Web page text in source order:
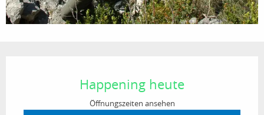
Happening heute
Öffnungszeiten ansehen